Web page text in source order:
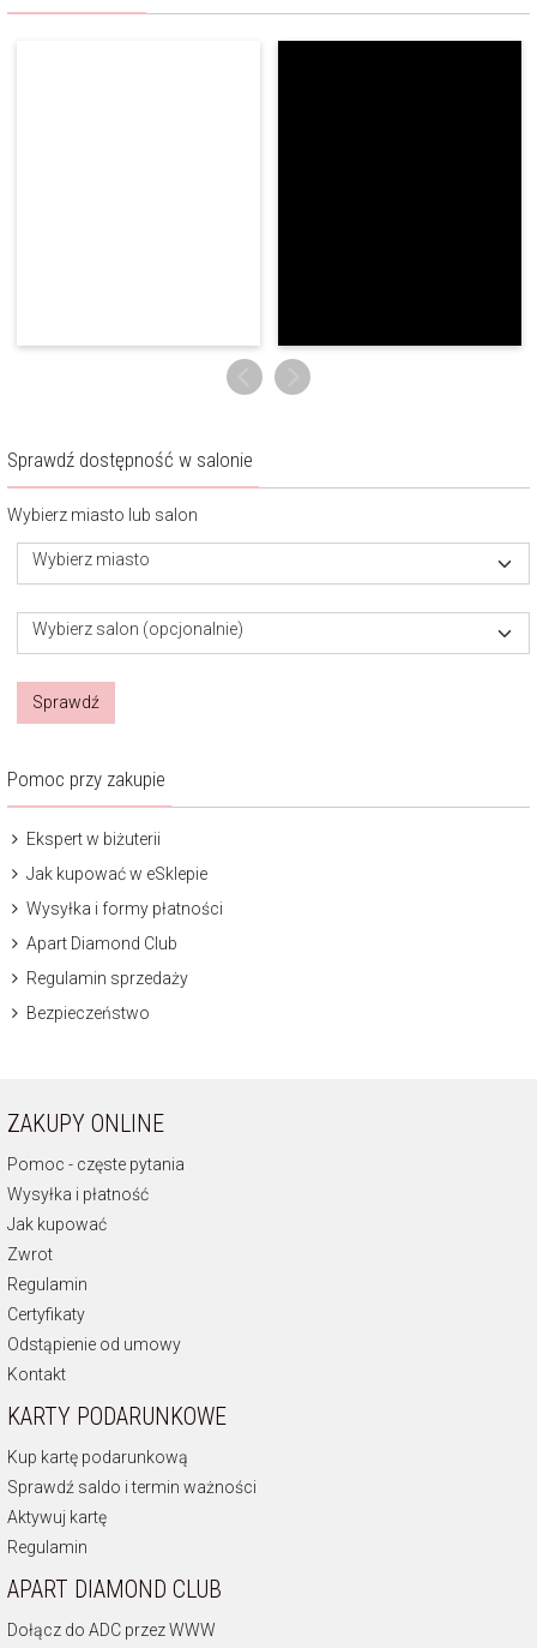
Sprawdź dostępność w salonie
Wybierz miasto lub salon
Wybierz miasto
Wybierz salon (opcjonalnie)
Sprawdź
Pomoc przy zakupie
Ekspert w biżuterii
Jak kupować w eSklepie
Wysyłka i formy płatności
Apart Diamond Club
Regulamin sprzedaży
Bezpieczeństwo
ZAKUPY ONLINE
Pomoc - częste pytania
Wysyłka i płatność
Jak kupować
Zwrot
Regulamin
Certyfikaty
Odstąpienie od umowy
Kontakt
KARTY PODARUNKOWE
Kup kartę podarunkową
Sprawdź saldo i termin ważności
Aktywuj kartę
Regulamin
APART DIAMOND CLUB
Dołącz do ADC przez WWW